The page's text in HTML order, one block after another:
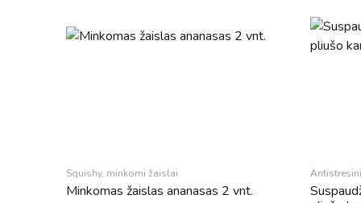
Squishy, minkomi žaislai
Minkomas žaislas ananasas 2 vnt.